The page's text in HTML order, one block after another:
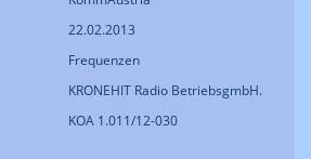
22.02.2013
Frequenzen
KRONEHIT Radio BetriebsgmbH.
KOA 1.011/12-030